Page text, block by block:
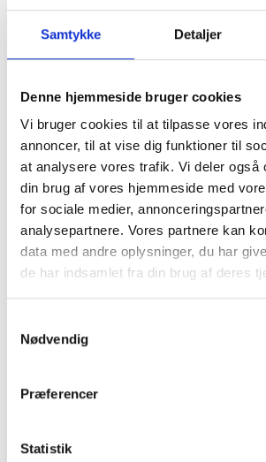
Samtykke Detaljer
Denne hjemmeside bruger cookies
Vi bruger cookies til at tilpasse vores
annoncer, til at vise dig funktioner til
at analysere vores trafik. Vi deler også
din brug af vores hjemmeside med
for sociale medier,
analysepartnere. Vores partnere kan
data med andre oplysninger, du har
de har indsamlet fra din brug af deres
Nødvendig
Præferencer
Statistik
Flot og stilren holder til de store jumbo
hvid. Passer med den øvrige Proox
MERE PRODUKTINFO - KLIK HER
BESKRIVELSE
Proox Snowfall, Jumbo
Hvid lakeret
Flot, stilren og robust holder til de store
flot mathvid.
Designet er lavet så det matcher den
seriesom også indeholder dispensere til
Toiletrulleholderen er produceret i robust
derefter lakeret i hvid - Flot og mat